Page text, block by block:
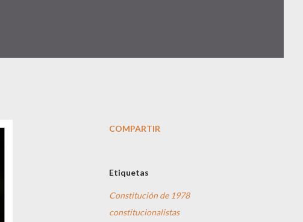
COMPARTIR
Etiquetas
Constitución de 1978
constitucionalistas